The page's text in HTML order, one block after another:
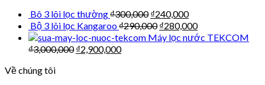
Bô 3 lõi lọc thường₫300,000 ₫240,000
Bộ 3 lõi lọc Kangaroo₫290,000 ₫280,000
Máy lọc nước TEKCOM
₫3,000,000 ₫2,900,000
Về chúng tôi